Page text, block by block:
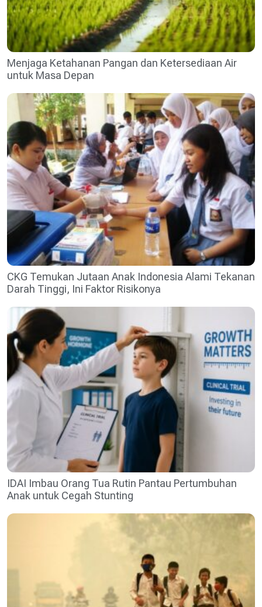
Menjaga Ketahanan Pangan dan Ketersediaan Air
untuk Masa Depan
CKG Temukan Jutaan Anak Indonesia Alami Tekanan
Darah Tinggi, Ini Faktor Risikonya
IDAI Imbau Orang Tua Rutin Pantau Pertumbuhan
Anak untuk Cegah Stunting